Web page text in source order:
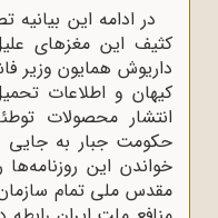
در ادامه این
کثیف این مغزهای
داریوش همایون وزیر
کیهان و اطلاعات
انتشار محصولات
حکومت جبار به
خواندن این روزنامه‌ها
مقدس ملی تمام